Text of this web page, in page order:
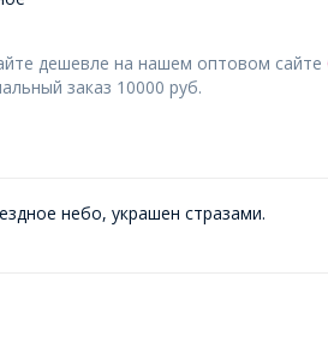
дешевле на нашем оптовом сайте
заказ 10000 руб.
небо, украшен стразами.